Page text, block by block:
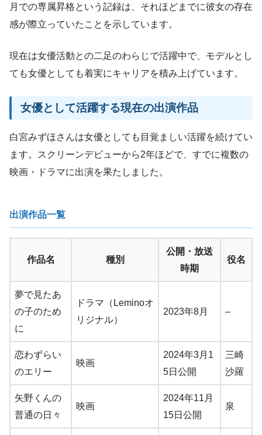
月での専属昇格という記録は、それほどまでに彼女の存在
感が際立っていたことを示しています。
現在は女優活動との二足のわらじで活躍中で、モデルとし
ても女優としても着実にキャリアを積み上げています。
女優として活躍する現在の出演作品
白宮みずほさんは女優としても目覚ましい活躍を続けてい
ます。スクリーンデビューから2年ほどで、すでに複数の
映画・ドラマに出演を果たしました。
出演作品一覧
作品名 種別
公開・放送
時期
役名
夢で見たあ
の子のため
に
ドラマ（Leminoオ
リジナル）
2023年8月 –
恋わずらい
のエリー
映画
2024年3月1
5日公開
三崎
沙羅
矢野くんの
普通の日々
映画
2024年11月
15日公開
泉